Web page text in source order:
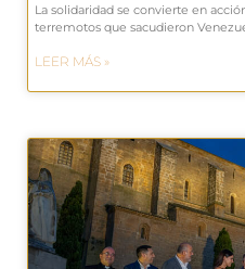
La solidaridad se convierte en
terremotos que sacudieron
LEER MÁS »